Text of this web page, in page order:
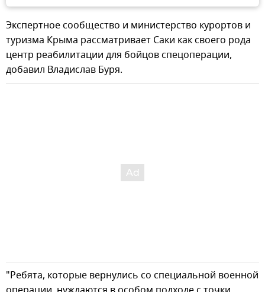
Экспертное сообщество и министерство курортов и
туризма Крыма рассматривает Саки как своего рода
центр реабилитации для бойцов спецоперации,
добавил Владислав Буря.
"Ребята, которые вернулись со специальной военной